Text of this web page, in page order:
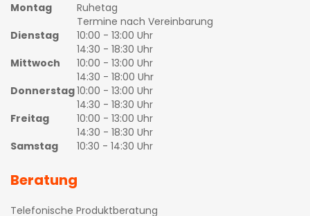
Montag
Ruhetag
Termine nach Vereinbarung
Dienstag
10:00 - 13:00 Uhr
14:30 - 18:30 Uhr
Mittwoch
10:00 - 13:00 Uhr
14:30 - 18:00 Uhr
Donnerstag10:00 - 13:00 Uhr
14:30 - 18:30 Uhr
Freitag
10:00 - 13:00 Uhr
14:30 - 18:30 Uhr
Samstag
10:30 - 14:30 Uhr
Beratung
Telefonische Produktberatung